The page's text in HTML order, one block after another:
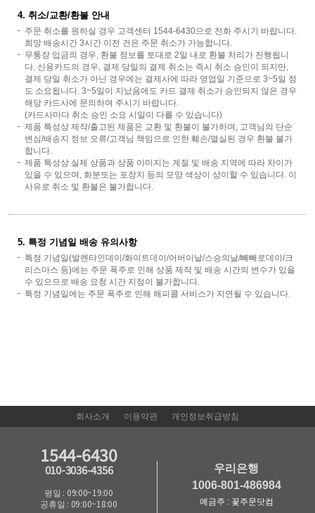
4. 취소/교환/환불 안내
주문 취소를 원하실 경우 고객센터 1544-6430으로 전화 주시기 바랍니다.
희망 배송시간 3시간 이전 건은 주문 취소가 가능합니다.
무통장 입금의 경우, 환불 정보를 토대로 2일 내로 환불 처리가 진행됩니
다. 신용카드의 경우, 결제 당일의 결제 취소는 즉시 취소 승인이 되지만,
결제 당일 취소가 아닌 경우에는 결제사에 따라 영업일 기준으로 3~5일 정
도 소요됩니다. 3~5일이 지났음에도 카드 결제 취소가 승인되지 않은 경우
해당 카드사에 문의하여 주시기 바랍니다.
(카드사마다 취소 승인 소요 시일이 다를 수 있습니다)
제품 특성상 제작/출고된 제품은 교환 및 환불이 불가하며, 고객님의 단순
변심/배송지 정보 오류/고객님 책임으로 인한 훼손/멸실된 경우 환불 불가
합니다.
제품 특성상 실제 상품과 상품 이미지는 계절 및 배송 지역에 따라 차이가
있을 수 있으며, 화분또는 포장지 등의 모양 색상이 상이할 수 있습니다. 이
사유로 취소 및 환불은 불가합니다.
5. 특정 기념일 배송 유의사항
특정 기념일(발렌타인데이/화이트데이/어버이날/스승의날/빼빼로데이/크
리스마스 등)에는 주문 폭주로 인해 상품 제작 및 배송 시간의 변수가 있을
수 있으므로 배송 요청 시간 지정이 불가합니다.
특정 기념일에는 주문 폭주로 인해 해피콜 서비스가 지연될 수 있습니다.
회사소개 이용약관 개인정보취급방침
1544-6430
010-3036-4356
평일 : 09:00~19:00
공휴일 : 09:00~18:00
우리은행
1006-801-486984
예금주 : 꽃주문닷컴